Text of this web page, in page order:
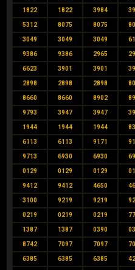
1822 1822 3984
5312 8075 8075
3049 3049 3049
9386 9386 2965
6623 3901 3901
2898 2898 2898
8660 8660 8902
9793 3947 3947
1944 1944 1944
6113 6113 9171
9713 6930 6930
0129 0129 0129
9412 9412 4650
3100 9219 9219
0219 0219 0219
1387 1387 0390
8742 7097 7097
6385 6385 6385